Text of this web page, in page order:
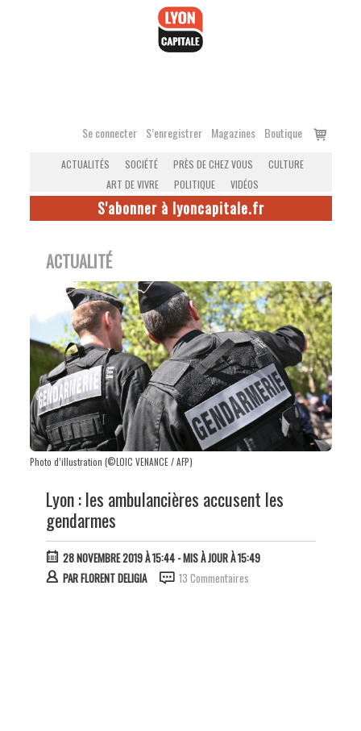
Se connecter S’enregistrer Magazines Boutique
Voir
ACTUALITÉS SOCIÉTÉ PRÈS DE CHEZ VOUS
CULTURE
ART DE VIVRE
POLITIQUE VIDÉOS
S'abonner à lyoncapitale.fr
ACTUALITÉ
Photo d’illustration (©LOIC VENANCE / AFP)
Lyon : les ambulancières accusent les
gendarmes
28 NOVEMBRE 2019 À 15:44- MIS À JOUR À 15:49
PARFLORENT DELIGIA 13 Commentaires